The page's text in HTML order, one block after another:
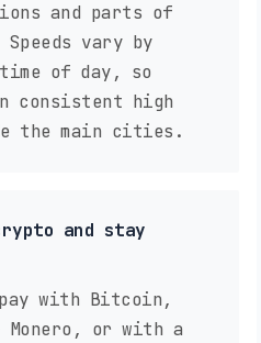
and parts of
vary by
of day, so
consistent high
the main cities.
and stay
with Bitcoin,
or with a